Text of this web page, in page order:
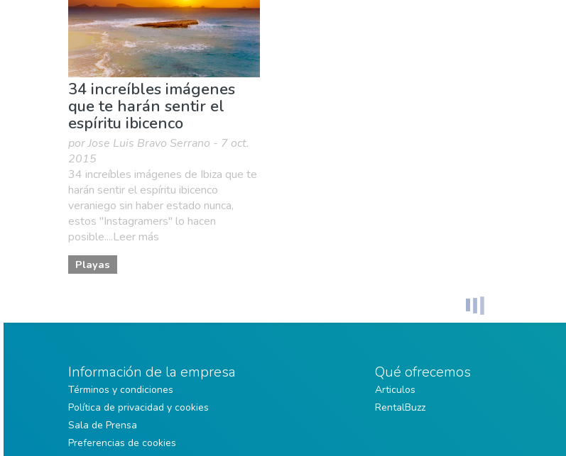
34 increíbles imágenes
que te harán sentir el
espíritu ibicenco
por Jose Luis Bravo Serrano - 7 oct.
2015
34 increíbles imágenes de Ibiza que te
harán sentir el espíritu ibicenco
veraniego sin haber estado nunca,
estos "Instagramers" lo hacen
posible....Leer más
Playas
Información de la empresa
Términos y condiciones
Política de privacidad y cookies
Sala de Prensa
Preferencias de cookies
Qué ofrecemos
Articulos
RentalBuzz